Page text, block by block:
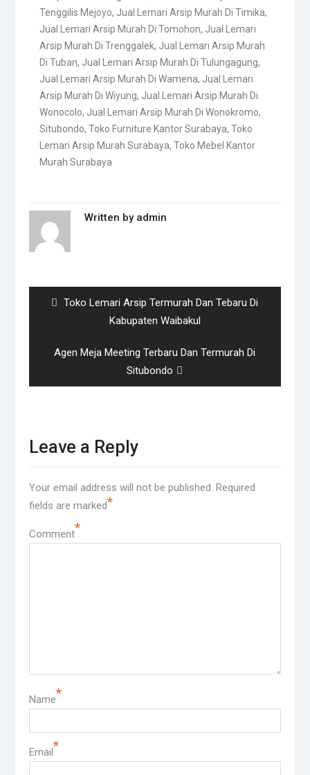
Tenggilis Mejoyo, Jual Lemari Arsip Murah Di Timika,
Jual Lemari Arsip Murah Di Tomohon, Jual Lemari
Arsip Murah Di Trenggalek, Jual Lemari Arsip Murah
Di Tuban, Jual Lemari Arsip Murah Di Tulungagung,
Jual Lemari Arsip Murah Di Wamena, Jual Lemari
Arsip Murah Di Wiyung, Jual Lemari Arsip Murah Di
Wonocolo, Jual Lemari Arsip Murah Di Wonokromo,
Situbondo, Toko Furniture Kantor Surabaya, Toko
Lemari Arsip Murah Surabaya, Toko Mebel Kantor
Murah Surabaya
Written by admin
Previous
Toko Lemari Arsip Termurah Dan Tebaru Di
Kabupaten Waibakul
Next
Agen Meja Meeting Terbaru Dan Termurah Di
Situbondo
Leave a Reply
Your email address will not be published. Required
fields are marked*
Comment*
Name*
Email*